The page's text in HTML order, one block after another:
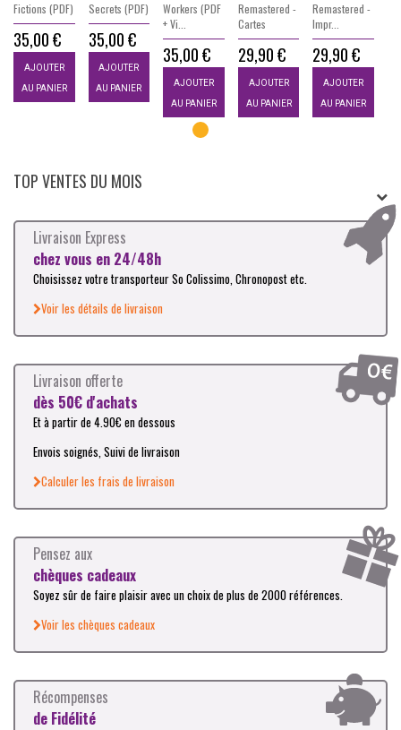
TOP VENTES DU MOIS
Livraison Express
chez vous en 24/48h
Choisissez votre transporteur So Colissimo, Chronopost etc.
Voir les détails de livraison
Livraison offerte
dès 50€ d'achats
Et à partir de 4.90€ en dessous
Envois soignés, Suivi de livraison
Calculer les frais de livraison
Pensez aux
chèques cadeaux
Soyez sûr de faire plaisir avec un choix de plus de 2000 références.
Voir les chèques cadeaux
Récompenses
de Fidélité
Fictions (PDF)
35,00 €
AJOUTER
AU PANIER
Secrets (PDF)
35,00 €
AJOUTER
AU PANIER
Workers (PDF
+ Vi...
35,00 €
AJOUTER
AU PANIER
Remastered -
Cartes
29,90 €
AJOUTER
AU PANIER
Remastered -
Impr...
29,90 €
AJOUTER
AU PANIER